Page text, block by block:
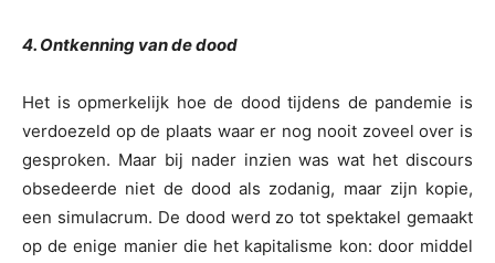
4. Ontkenning van de dood
Het is opmerkelijk hoe de dood tijdens de pandemie is
verdoezeld op de plaats waar er nog nooit zoveel over is
gesproken. Maar bij nader inzien was wat het discours
obsedeerde niet de dood als zodanig, maar zijn kopie,
een simulacrum. De dood werd zo tot spektakel gemaakt
op de enige manier die het kapitalisme kon: door middel